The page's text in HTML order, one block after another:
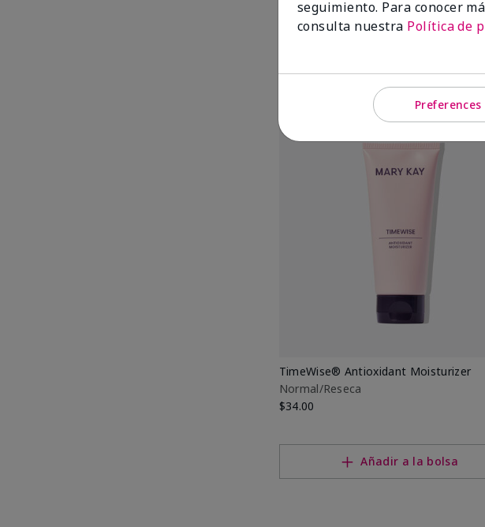
$26.00
TimeWise® Antioxidant Moisturizer
Normal/Reseca
$34.00
Añadir a la bolsa
seguimiento. Para conocer
consulta nuestra Política de
Preferences